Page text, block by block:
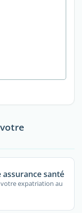
assurance santé
expatriation au